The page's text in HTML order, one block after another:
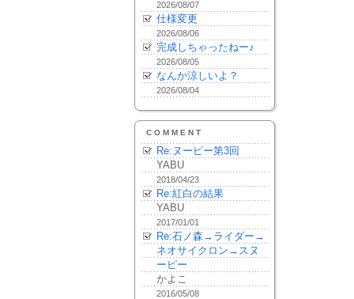
2026/08/07
仕様変更
2026/08/06
完成しちゃったねー♪
2026/08/05
なんか涼しいよ？
2026/08/04
COMMENT
Re:ヌーピー第3回
YABU
2018/04/23
Re:紅白の結果
YABU
2017/01/01
Re:石ノ森→ライダー→
ネオサイクロン→スヌ
ーピー
かよこ
2016/05/08